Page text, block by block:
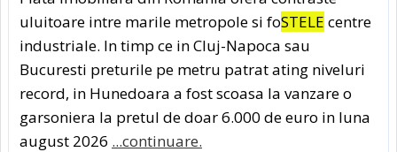
uluitoare intre marile metropole si foSTELE centre
industriale. In timp ce in Cluj-Napoca sau
Bucuresti preturile pe metru patrat ating niveluri
record, in Hunedoara a fost scoasa la vanzare o
garsoniera la pretul de doar 6.000 de euro in luna
august 2026 ...continuare.